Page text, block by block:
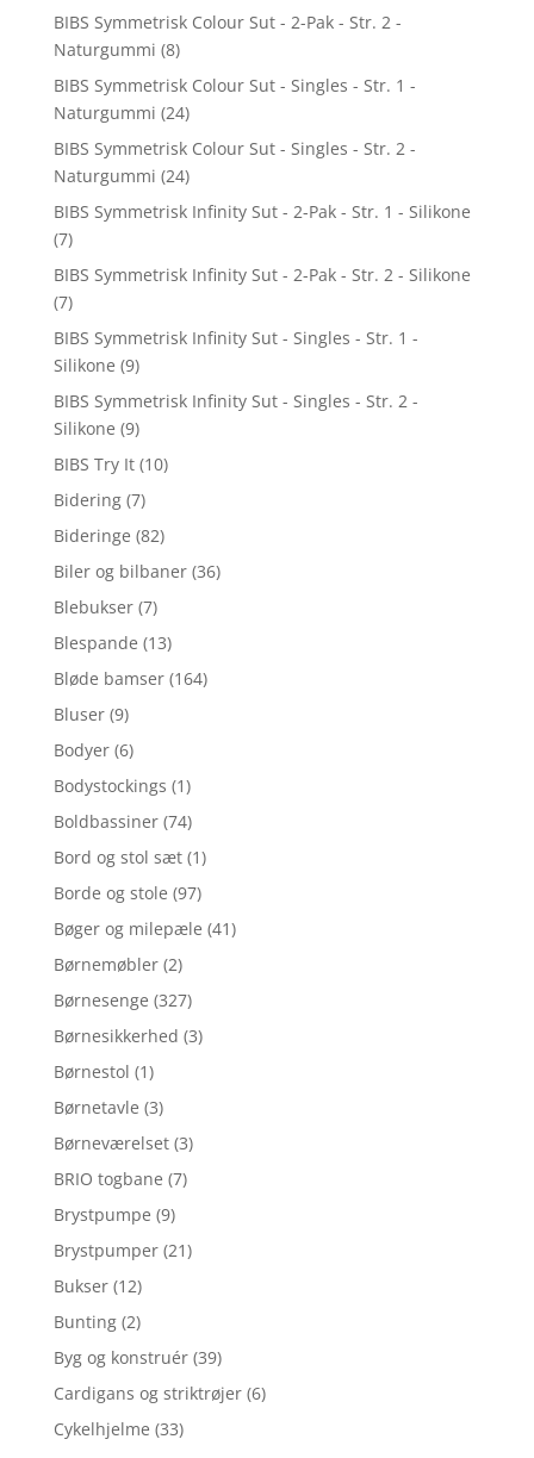
BIBS Symmetrisk Colour Sut - 2-Pak - Str. 2 -
Naturgummi (8)
BIBS Symmetrisk Colour Sut - Singles - Str. 1 -
Naturgummi (24)
BIBS Symmetrisk Colour Sut - Singles - Str. 2 -
Naturgummi (24)
BIBS Symmetrisk Infinity Sut - 2-Pak - Str. 1 - Silikone
(7)
BIBS Symmetrisk Infinity Sut - 2-Pak - Str. 2 - Silikone
(7)
BIBS Symmetrisk Infinity Sut - Singles - Str. 1 -
Silikone (9)
BIBS Symmetrisk Infinity Sut - Singles - Str. 2 -
Silikone (9)
BIBS Try It (10)
Bidering (7)
Bideringe (82)
Biler og bilbaner (36)
Blebukser (7)
Blespande (13)
Bløde bamser (164)
Bluser (9)
Bodyer (6)
Bodystockings (1)
Boldbassiner (74)
Bord og stol sæt (1)
Borde og stole (97)
Bøger og milepæle (41)
Børnemøbler (2)
Børnesenge (327)
Børnesikkerhed (3)
Børnestol (1)
Børnetavle (3)
Børneværelset (3)
BRIO togbane (7)
Brystpumpe (9)
Brystpumper (21)
Bukser (12)
Bunting (2)
Byg og konstruér (39)
Cardigans og striktrøjer (6)
Cykelhjelme (33)